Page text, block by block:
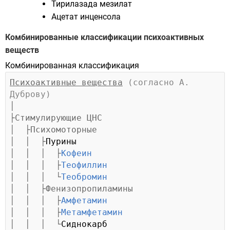
Тирилазада мезилат
Ацетат инценсола
Комбинированные классификации психоактивных
веществ
Комбинированная классификация
Психоактивные вещества
(согласно А.
Дуброву)
├Стимулирующие ЦНС
│  ├Психомоторные
│  │  ├Пурины
│  │  │  ├Кофеин
│  │  │  ├Теофиллин
│  │  │  └Теобромин
│  │  ├Фенизопропиламины
│  │  │  ├Амфетамин
│  │  │  ├Метамфетамин
│  │  │  └Сиднокарб